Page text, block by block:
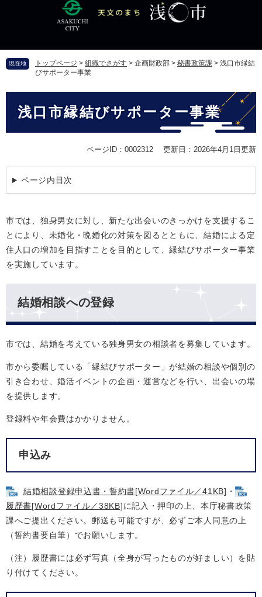
頭
す
飛
し
現在地 トップページ > 組織でさがす > 企画財政部 > 秘書政策課 > 浅口市縁結
びサポーター事業
浅口市縁結びサポーター事業
ページID：0002312 更新日：2026年4月1日更新
ページ内目次
市では、独身男女に対し、新たな出会いのきっかけを支援するこ
とにより、未婚化・晩婚化の対策を図るとともに、結婚による定
住人口の増加を目指すことを目的として、縁結びサポーター事業
を実施しています。
結婚相談への登録
市では、結婚を考えている独身男女の相談者を募集しています。
市から委嘱している「縁結びサポーター」が結婚の相談や個別の
引き合わせ、婚活イベントの企画・運営などを行い、出会いの場
を提供します。
登録料や年会費はかかりません。
申込み
結婚相談登録申込書・誓約書[Wordファイル／41KB] ・
履歴書[Wordファイル／38KB]に記入・押印の上、本庁秘書政策
課へご提出ください。郵送も可能ですが、必ずご本人同意の上
（誓約書要自筆）でお願いします。
（注）履歴書には必ず写真（全身が写ったものが好ましい）を貼
り付けてください。